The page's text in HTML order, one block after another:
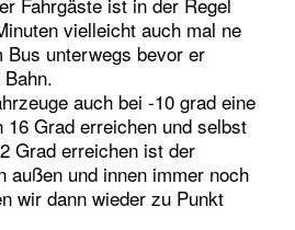
vielleicht auch mal ne
Bus unterwegs bevor er
auch bei -10 grad eine
16 Grad erreichen und selbst
Grad erreichen ist der
außen und innen immer noch
wir dann wieder zu Punkt